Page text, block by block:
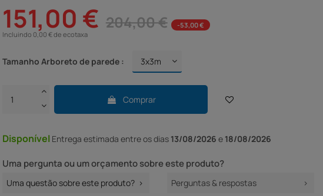
151,00 € 204,00 €
-53,00 €
Incluindo 0,00 € de ecotaxa
Tamanho Arboreto de parede :
Comprar
Disponível Entrega estimada entre os dias 13/08/2026 e 18/08/2026
Uma pergunta ou um orçamento sobre este produto?
Uma questão sobre este produto? Perguntas & respostas